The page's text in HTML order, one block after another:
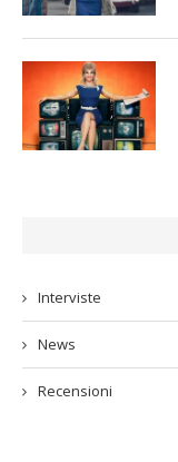
Interviste
News
Recensioni